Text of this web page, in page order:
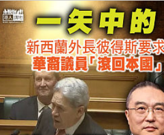
平煤電 可再生能源發電量佔比首破四成